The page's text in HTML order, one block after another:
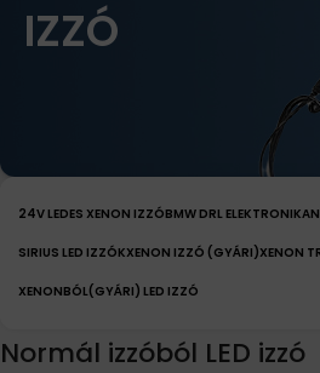
IZZÓ
24V LEDES XENON IZZÓBMW DRL ELEKTRONIKA
SIRIUS LED IZZÓKXENON IZZÓ (GYÁRI)XENON
XENONBÓL(GYÁRI) LED IZZÓ
Normál izzóból LED izzó